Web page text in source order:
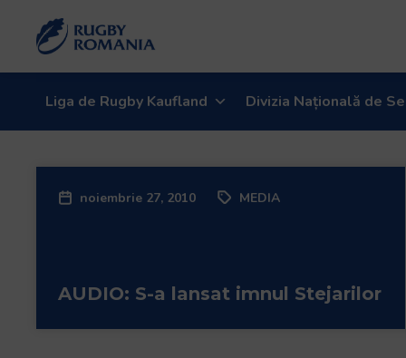
in
reader.
Liga de Rugby Kaufland Divizia Națională de
noiembrie 27, 2010 MEDIA
AUDIO: S-a lansat imnul Stejarilor